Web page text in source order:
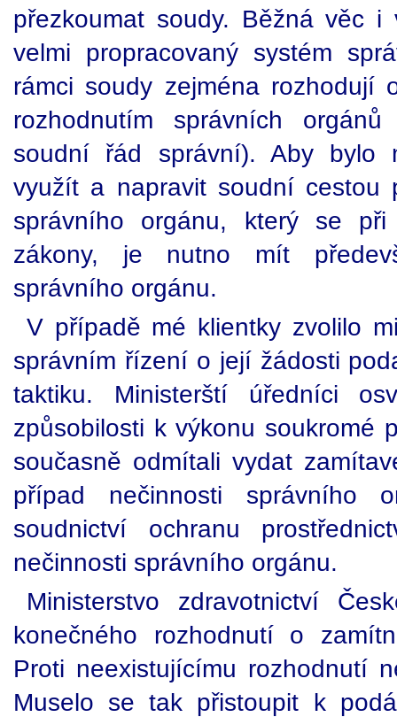
přezkoumat soudy. Běžná věc
velmi propracovaný systém
rámci soudy zejména rozhodují
rozhodnutím správních
soudní řád správní). Aby bylo
využít a napravit soudní cestou
správního orgánu, který se
zákony, je nutno mít
správního orgánu.
V případě mé klientky zvolilo
správním řízení o její žádosti
taktiku. Ministerští úředníci
způsobilosti k výkonu soukromé
současně odmítali vydat
případ nečinnosti správního
soudnictví ochranu
nečinnosti správního orgánu.
Ministerstvo zdravotnictví
konečného rozhodnutí o
Proti neexistujícímu rozhodnutí
Muselo se tak přistoupit k